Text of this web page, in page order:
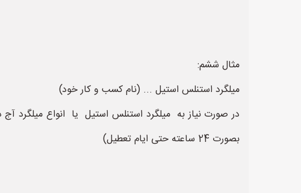
مثال ششم:
میلگرد استنلس استیل ... (نام کسب و کار خود)
در صورت نیاز به میلگرد استنلس استیل یا انواع میلگرد
بصورت 24 ساعته حتی ایام تعطیل)